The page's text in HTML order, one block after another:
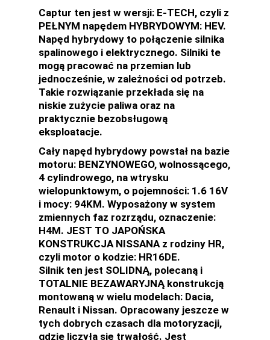
Captur ten jest w wersji: E-TECH, czyli z
PEŁNYM napędem HYBRYDOWYM: HEV.
Napęd hybrydowy to połączenie silnika
spalinowego i elektrycznego. Silniki te
mogą pracować na przemian lub
jednocześnie, w zależności od potrzeb.
Takie rozwiązanie przekłada się na
niskie zużycie paliwa oraz na
praktycznie bezobsługową
eksploatacje.
Cały napęd hybrydowy powstał na bazie
motoru: BENZYNOWEGO, wolnossącego,
4 cylindrowego, na wtrysku
wielopunktowym, o pojemności: 1.6 16V
i mocy: 94KM. Wyposażony w system
zmiennych faz rozrządu, oznaczenie:
H4M. JEST TO JAPOŃSKA
KONSTRUKCJA NISSANA z rodziny HR,
czyli motor o kodzie: HR16DE.
Silnik ten jest SOLIDNĄ, polecaną i
TOTALNIE BEZAWARYJNĄ konstrukcją
montowaną w wielu modelach: Dacia,
Renault i Nissan. Opracowany jeszcze w
tych dobrych czasach dla motoryzacji,
gdzie liczyła się trwałość. Jest